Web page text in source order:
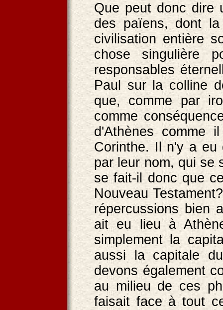
Que peut donc dire
des païens, dont
civilisation entière
chose singulière
responsables
Paul sur la colline
que, comme par
comme
d'Athènes comme
Corinthe. Il n'y a eu
par leur nom, qui se
se fait-il donc que
Nouveau
répercussions bien
ait eu lieu à
simplement la
aussi la capitale
devons également
au milieu de ces
faisait face à tout